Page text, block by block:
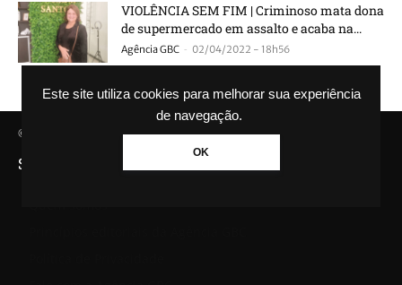
Este site utiliza cookies para melhorar sua experiência
de navegação.
OK
VIOLÊNCIA SEM FIM | Criminoso mata dona
de supermercado em assalto e acaba na...
Agência GBC - 02/04/2022 - 18h56
© Agência GBC. Aqui tem notícia. Todos os direitos reservados.
SAIBA MAIS SOBRE A AGÊNCIA GBC